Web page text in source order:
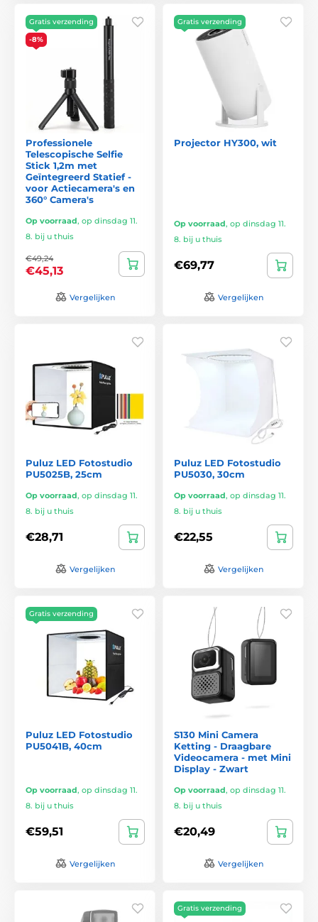
Gratis verzending
-8%
Professionele
Telescopische Selfie
Stick 1,2m met
Geïntegreerd Statief -
voor Actiecamera's en
360° Camera's
Op voorraad, op dinsdag 11.
8. bij u thuis
€49,24
€45,13
Vergelijken
Gratis verzending
Projector HY300, wit
Op voorraad, op dinsdag 11.
8. bij u thuis
€69,77
Vergelijken
Puluz LED Fotostudio
PU5025B, 25cm
Op voorraad, op dinsdag 11.
8. bij u thuis
€28,71
Vergelijken
Puluz LED Fotostudio
PU5030, 30cm
Op voorraad, op dinsdag 11.
8. bij u thuis
€22,55
Vergelijken
Gratis verzending
Puluz LED Fotostudio
PU5041B, 40cm
Op voorraad, op dinsdag 11.
8. bij u thuis
€59,51
Vergelijken
S130 Mini Camera
Ketting - Draagbare
Videocamera - met Mini
Display - Zwart
Op voorraad, op dinsdag 11.
8. bij u thuis
€20,49
Vergelijken
Gratis verzending